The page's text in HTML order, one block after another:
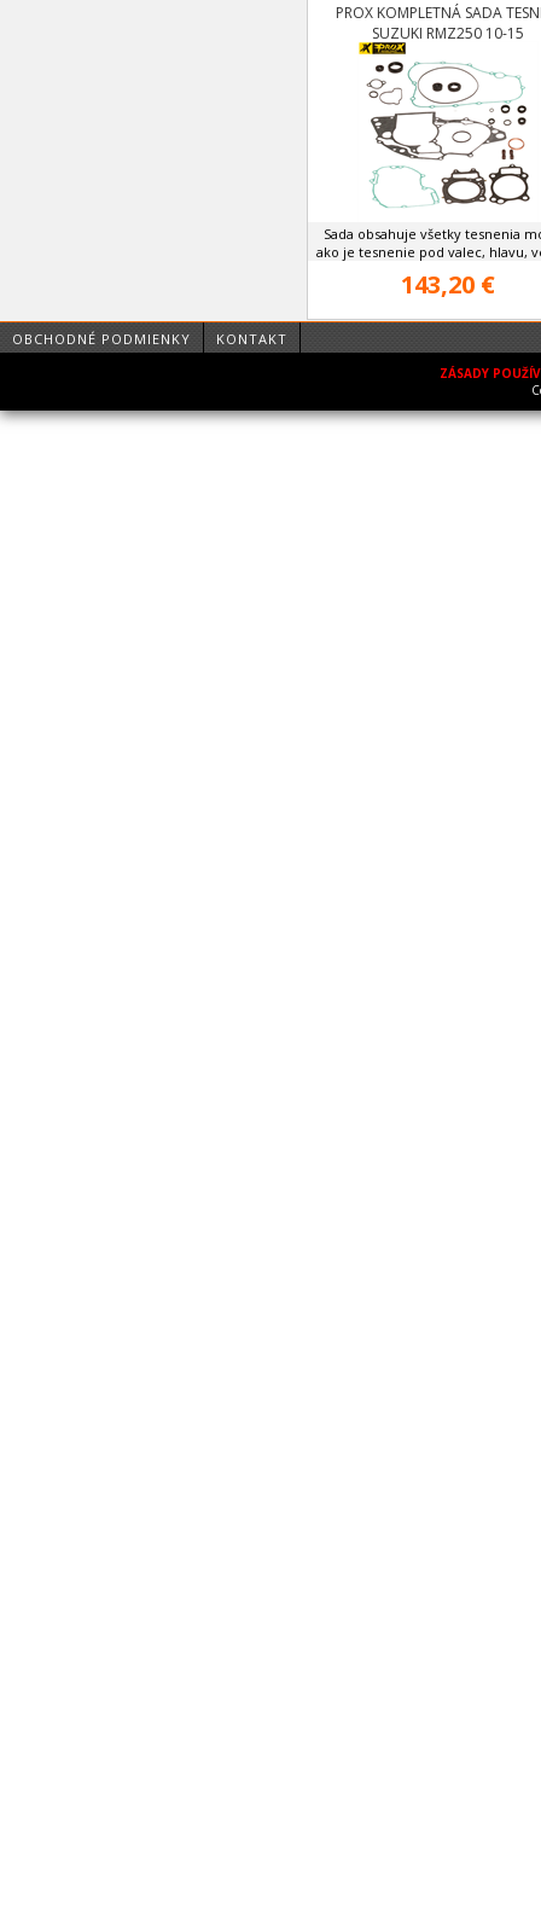
PROX KOMPLETNÁ SADA
SUZUKI RMZ250 10-15
Sada obsahuje všetky tesnenia
ako je tesnenie pod valec, hlavu,
143,20 €
OBCHODNÉ PODMIENKY KONTAKT
ZÁSADY